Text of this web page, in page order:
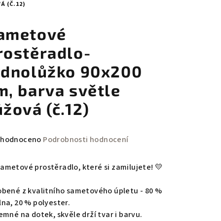
(Č.12)
90x200
barva světle
(č.12)
Podrobnosti hodnocení
prostěradlo, které si zamilujete! 💛
z kvalitního sametového úpletu - 80 %
20 % polyester.
na dotek, skvěle drží tvar i barvu.